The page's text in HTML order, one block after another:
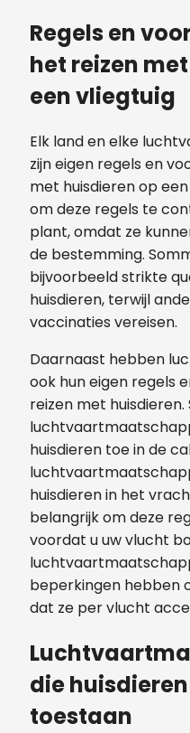
Regels en
het reizen
een vliegtuig
Elk land en elke
zijn eigen regels en
met huisdieren op
om deze regels te
plant, omdat ze
de bestemming.
bijvoorbeeld strikte
huisdieren, terwijl
vaccinaties vereisen.
Daarnaast hebben
ook hun eigen regels
reizen met huisdieren.
huisdieren toe in de
huisdieren in het
belangrijk om deze
voordat u uw vlucht
beperkingen hebben
dat ze per vlucht
die
toestaan